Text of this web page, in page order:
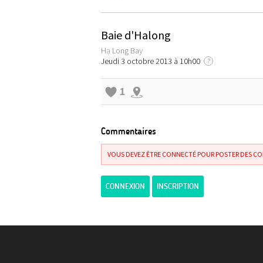
Baie d'Halong
Hạ Long Bay
Jeudi 3 octobre 2013 à 10h00
?
1
Commentaires
VOUS DEVEZ ÊTRE CONNECTÉ POUR POSTER DES
CONNEXION INSCRIPTION